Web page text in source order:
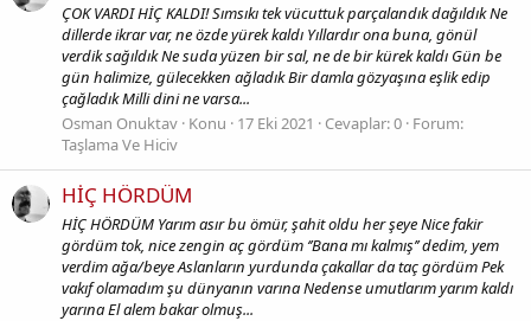
ÇOK VARDI HİÇ KALDI! Sımsıkı tek vücuttuk parçalandık dağıldık Ne
dillerde ikrar var, ne özde yürek kaldı Yıllardır ona buna, gönül
verdik sağıldık Ne suda yüzen bir sal, ne de bir kürek kaldı Gün be
gün halimize, gülecekken ağladık Bir damla gözyaşına eşlik edip
çağladık Milli dini ne varsa...
Osman Onuktav Konu 17 Eki 2021 Cevaplar: 0 Forum:
Taşlama Ve Hiciv
HİÇ HÖRDÜM
HİÇ HÖRDÜM Yarım asır bu ömür, şahit oldu her şeye Nice fakir
gördüm tok, nice zengin aç gördüm ‘’Bana mı kalmış’’ dedim, yem
verdim ağa/beye Aslanların yurdunda çakallar da taç gördüm Pek
vakıf olamadım şu dünyanın varına Nedense umutlarım yarım kaldı
yarına El alem bakar olmuş...